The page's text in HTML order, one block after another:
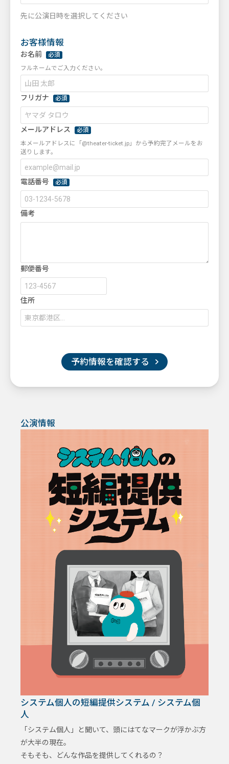
先に公演日時を選択してください
お客様情報
お名前
必須
フルネームでご入力ください。
フリガナ 必須
メールアドレス
必須
本メールアドレスに「@theater-ticket.jp」から予約完了メールをお
送りします。
電話番号 必須
備考
郵便番号
住所
予約情報を確認する
公演情報
システム個人の短編提供システム / システム個
人
「システム個人」と聞いて、頭にはてなマークが浮かぶ方
が大半の現在。
そもそも、どんな作品を提供してくれるの？